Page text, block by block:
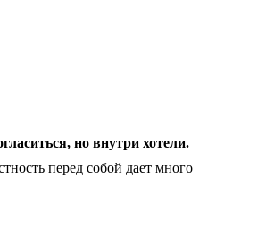
но внутри хотели.
перед собой дает много